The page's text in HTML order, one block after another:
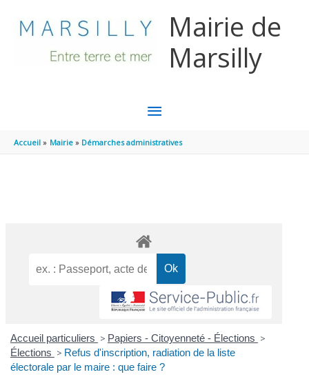
Mairie de
Marsilly
MENU
PRINCIPAL
Accueil Mairie Démarches administratives
Accueil particuliers > Papiers - Citoyenneté - Élections >
Élections > Refus d'inscription, radiation de la liste
électorale par le maire : que faire ?